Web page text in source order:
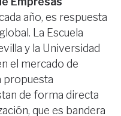
año, es respuesta
La Escuela
y la Universidad
el mercado de
propuesta
de forma directa
que es bandera